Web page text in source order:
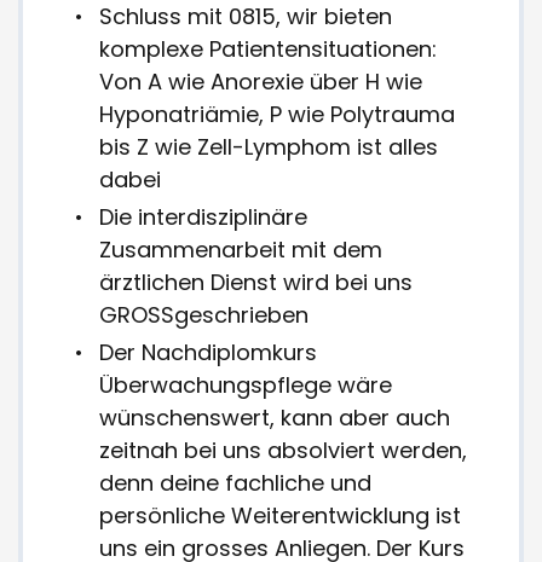
Schluss mit 0815, wir bieten
komplexe Patientensituationen:
Von A wie Anorexie über H wie
Hyponatriämie, P wie Polytrauma
bis Z wie Zell-Lymphom ist alles
dabei
Die interdisziplinäre
Zusammenarbeit mit dem
ärztlichen Dienst wird bei uns
GROSSgeschrieben
Der Nachdiplomkurs
Überwachungspflege wäre
wünschenswert, kann aber auch
zeitnah bei uns absolviert werden,
denn deine fachliche und
persönliche Weiterentwicklung ist
uns ein grosses Anliegen. Der Kurs